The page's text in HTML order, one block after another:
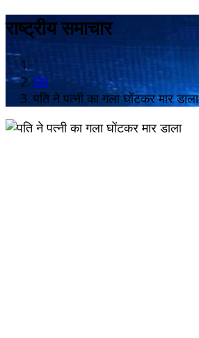
राष्ट्रीय समाचार
देश
पति ने पत्नी का गला घोंटकर मार डाला